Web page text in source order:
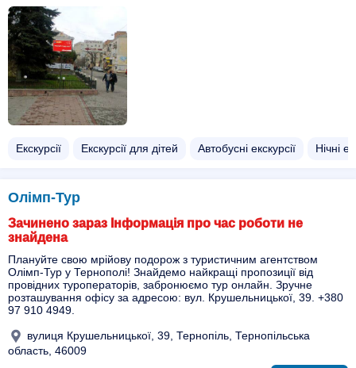
Екскурсії Екскурсії для дітей Автобусні екскурсії Нічні
Олімп-Тур
Зачинено зараз Інформація про час роботи не
знайдена
Плануйте свою мрійову подорож з туристичним агентством
Олімп-Тур у Тернополі! Знайдемо найкращі пропозиції від
провідних туроператорів, забронюємо тур онлайн. Зручне
розташування офісу за адресою: вул. Крушельницької, 39. +380
97 910 4949.
вулиця Крушельницької, 39, Тернопіль, Тернопільська
область, 46009